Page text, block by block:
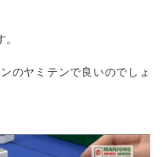
のヤミテンで良いのでしょ